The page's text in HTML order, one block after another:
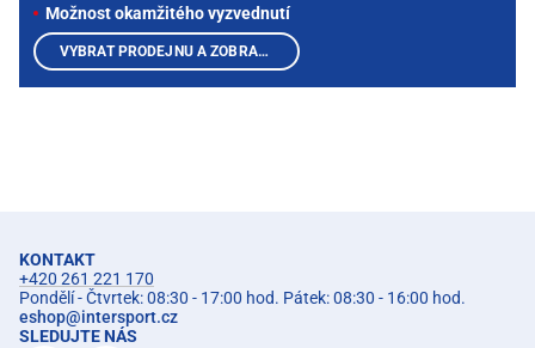
Možnost okamžitého vyzvednutí
VYBRAT PRODEJNU A ZOBRAZIT PRODUKTY
KONTAKT
+420 261 221 170
Pondělí - Čtvrtek: 08:30 - 17:00 hod. Pátek: 08:30 - 16:00 hod.
eshop@intersport.cz
SLEDUJTE NÁS